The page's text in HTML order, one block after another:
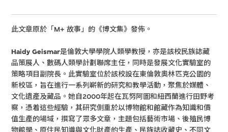
此文章原於「M+ 故事」的《博文集》發佈。
Haidy Geismar是倫敦大學學院人類學教授，亦是該校民族誌藏
品策展人、數碼人類學計劃聯席主任，同時是發展文化實驗室的
策略項目副院長。此實驗室位於該校設在東倫敦奧林匹克公園的
新校區，旨在進行一系列嶄新的研究和教學活動，聚焦於媒體、
文化遺產及藏品。她自2000年起在瓦努阿圖和紐西蘭進行田野考
察，憑着這些經驗，其研究側重於以博物館和館藏作為知識和價
值生產的場域，撰寫了眾多文章，主題包括藝術市場、後殖民博
物館學、原住民知識與文化財產的生產、民族誌收藏史、不同文